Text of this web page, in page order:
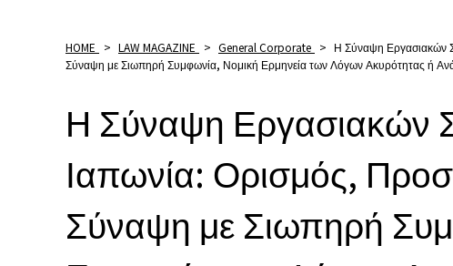
HOME > LAW MAGAZINE > General Corporate > Η Σύναψη Εργασιακών
Σύναψη με Σιωπηρή Συμφωνία, Νομική Ερμηνεία των Λόγων Ακυρότητας ή
Η Σύναψη Εργασιακών
Ιαπωνία: Ορισμός,
Σύναψη με Σιωπηρή